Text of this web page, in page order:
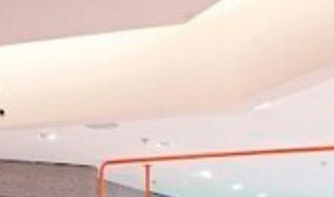
LAS
y recibe lo último de las noticias,